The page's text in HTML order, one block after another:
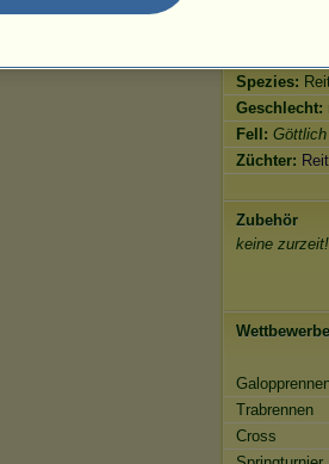
Spezies:
Geschlecht:
Fell: Göttlich
Züchter:
Zubehör
keine zurzeit!
Wettbewerbe
Trabrennen
Cross